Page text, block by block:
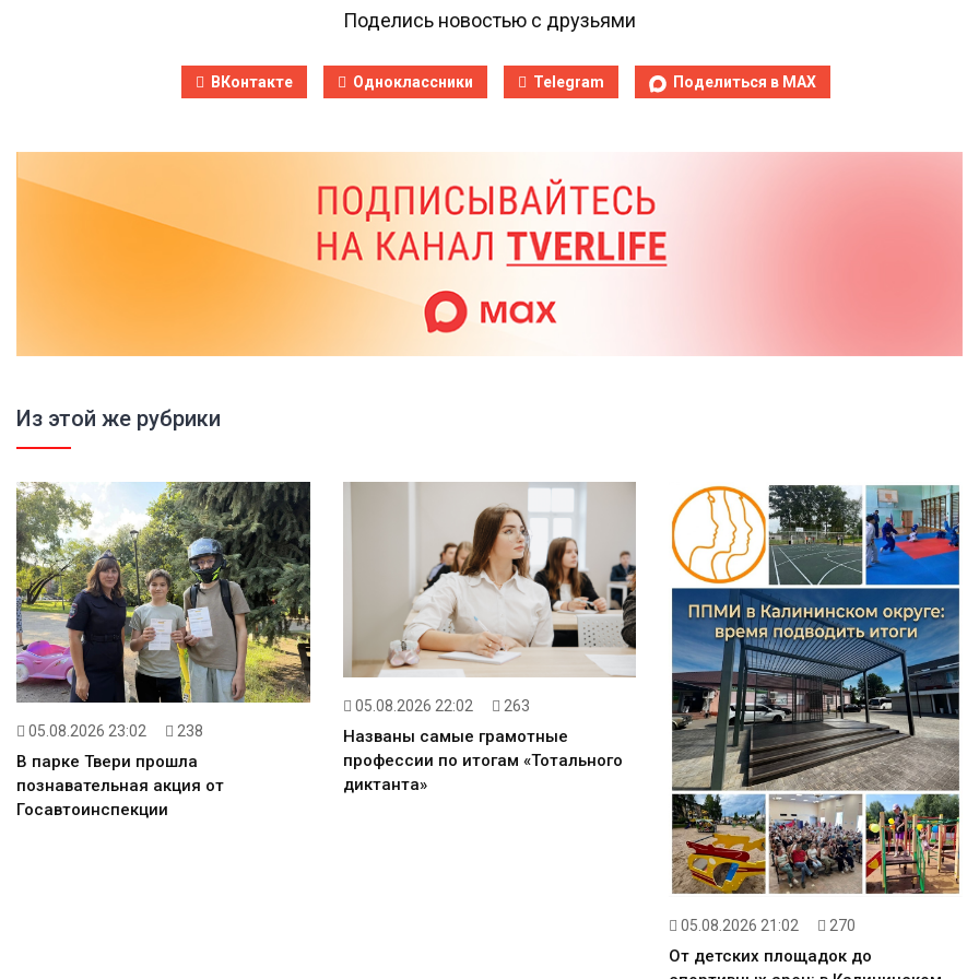
Поделись новостью с друзьями
ВКонтакте Одноклассники Telegram Поделиться в MAX
Из этой же рубрики
05.08.2026 23:02 238
В парке Твери прошла
познавательная акция от
Госавтоинспекции
05.08.2026 22:02 263
Названы самые грамотные
профессии по итогам «Тотального
диктанта»
05.08.2026 21:02 270
От детских площадок до